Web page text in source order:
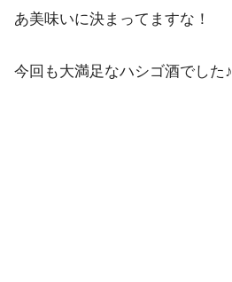
あ美味いに決まってますな！
今回も大満足なハシゴ酒でした♪